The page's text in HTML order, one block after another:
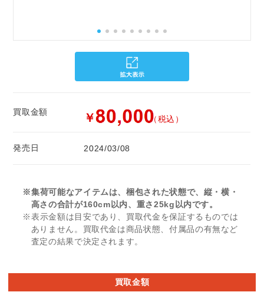
買取金額 ￥ （税込）
発売日 2024/03/08
※集荷可能なアイテムは、梱包された状態で、縦・横・
高さの合計が160cm以内、重さ25kg以内です。
※表示金額は目安であり、買取代金を保証するものでは
ありません。買取代金は商品状態、付属品の有無など
査定の結果で決定されます。
買取金額